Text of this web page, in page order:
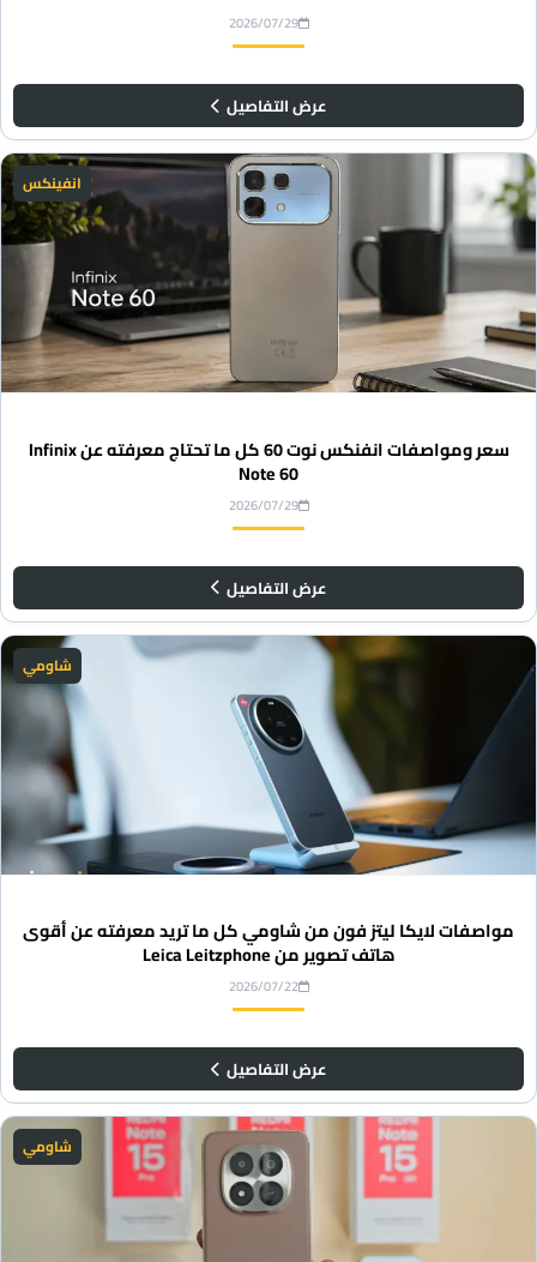
2026/07/29
عرض التفاصيل
انفينكس
سعر ومواصفات انفنكس نوت 60 كل ما تحتاج معرفته عن Infinix
Note 60
2026/07/29
عرض التفاصيل
شاومي
مواصفات لايكا ليتز فون من شاومي كل ما تريد معرفته عن أقوى
هاتف تصوير من Leica Leitzphone
2026/07/22
عرض التفاصيل
شاومي